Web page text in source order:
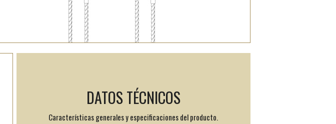
DATOS TÉCNICOS
Características generales y especificaciones del producto.